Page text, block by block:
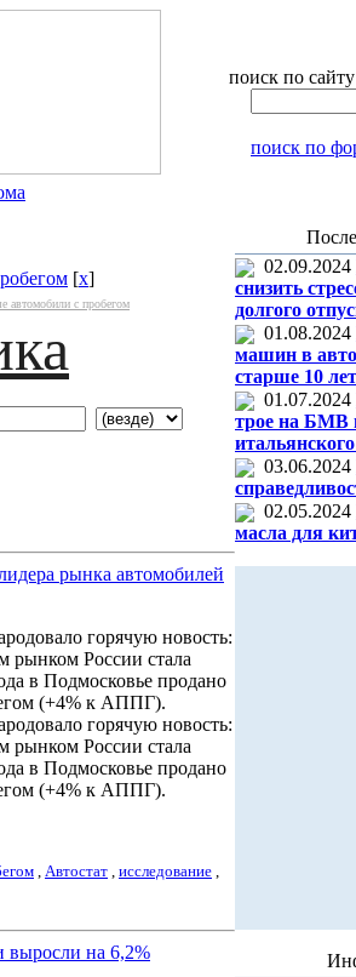
поиск по сайту
поиск по
[x]
автомобили с пробегом
рынка автомобилей
горячую новость:
рынком России стала
в Подмосковье продано
(+4% к АППГ).
горячую новость:
рынком России стала
в Подмосковье продано
(+4% к АППГ).
, Автостат , исследование ,
на 6,2%
02.09.2024
снизить
долгого
01.08.2024
машин в
старше 10 лет
01.07.2024
трое на БМВ
03.06.2024
02.05.2024
масла для